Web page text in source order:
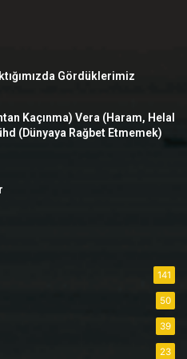
Gördüklerimiz
Kaçınma) Vera (Haram, Helal
(Dünyaya Rağbet Etmemek)
141
50
39
23